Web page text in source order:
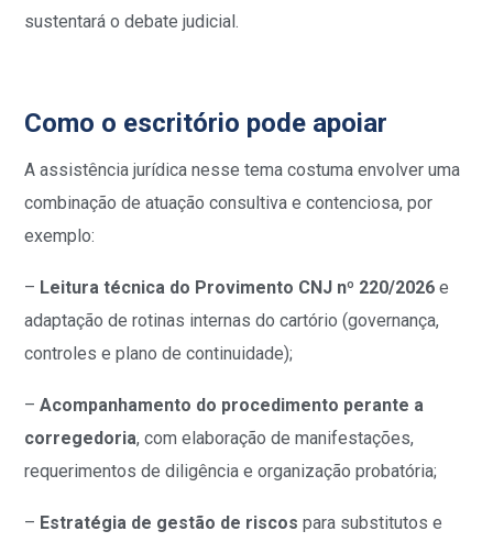
sustentará o debate judicial.
Como o escritório pode apoiar
A assistência jurídica nesse tema costuma envolver uma
combinação de atuação consultiva e contenciosa, por
exemplo:
– Leitura técnica do Provimento CNJ nº 220/2026 e
adaptação de rotinas internas do cartório (governança,
controles e plano de continuidade);
–Acompanhamento do procedimento perante a
corregedoria, com elaboração de manifestações,
requerimentos de diligência e organização probatória;
– Estratégia de gestão de riscos para substitutos e